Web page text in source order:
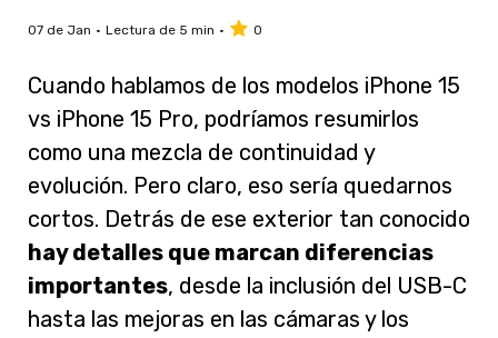
07 de Jan Lectura de 5 min 0
Cuando hablamos de los modelos iPhone 15
vs iPhone 15 Pro, podríamos resumirlos
como una mezcla de continuidad y
evolución. Pero claro, eso sería quedarnos
cortos. Detrás de ese exterior tan conocido
hay detalles que marcan diferencias
importantes, desde la inclusión del USB-C
hasta las mejoras en las cámaras y los